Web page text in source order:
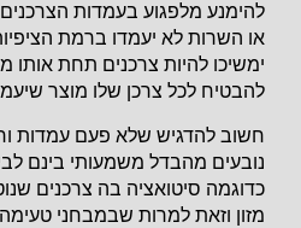
להימנע מלפגוע בעמדות הצרכנים
או השרות לא יעמדו ברמת
ימשיכו להיות צרכנים תחת אותו
להבטיח לכל צרכן שלו מוצר שיעמוד
חשוב להדגיש שלא פעם עמדות
נובעים מהבדל משמעותי בינם
כדוגמה סיטואציה בה צרכנים
מזון וזאת למרות שבמבחני